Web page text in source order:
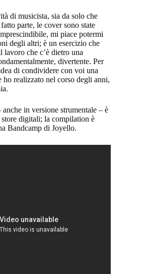
di musicista, sia da solo che
parte, le cover sono state
mi piace potermi
degli altri; è un esercizio che
lavoro che c’è dietro una
divertente. Per
di condividere con voi una
ho realizzato nel corso degli anni,
in versione strumentale – è
digitali; la compilation è
Bandcamp di Joyello.